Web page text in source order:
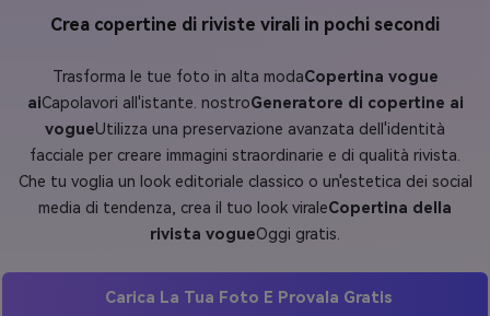
Crea copertine di riviste virali in pochi secondi
Trasforma le tue foto in alta modaCopertina vogue
aiCapolavori all'istante. nostroGeneratore di copertine ai
vogueUtilizza una preservazione avanzata dell'identità
facciale per creare immagini straordinarie e di qualità rivista.
Che tu voglia un look editoriale classico o un'estetica dei social
media di tendenza, crea il tuo look viraleCopertina della
rivista vogueOggi gratis.
Carica La Tua Foto E Provala Gratis